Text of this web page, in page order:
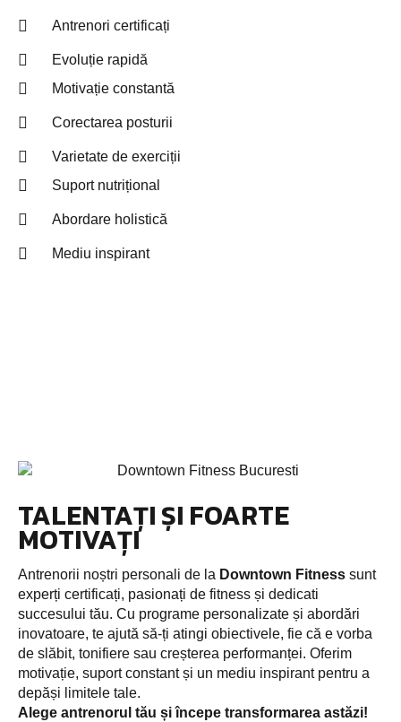
Antrenori certificați
Evoluție rapidă
Motivație constantă
Corectarea posturii
Varietate de exerciții
Suport nutrițional
Abordare holistică
Mediu inspirant
TALENTAȚI ȘI FOARTE
MOTIVAȚI
Antrenorii noștri personali de la Downtown Fitness sunt
experți certificați, pasionați de fitness și dedicati
succesului tău. Cu programe personalizate și abordări
inovatoare, te ajută să-ți atingi obiectivele, fie că e vorba
de slăbit, tonifiere sau creșterea performanței. Oferim
motivație, suport constant și un mediu inspirant pentru a
depăși limitele tale.
Alege antrenorul tău și începe transformarea astăzi!